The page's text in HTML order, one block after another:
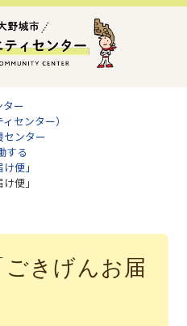
ター
センター）
センター
する
便」
便」
きげんお届